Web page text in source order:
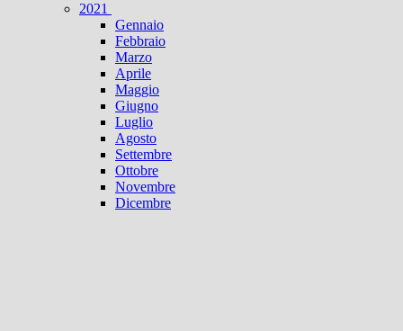
2021
Gennaio
Febbraio
Marzo
Aprile
Maggio
Giugno
Luglio
Agosto
Settembre
Ottobre
Novembre
Dicembre